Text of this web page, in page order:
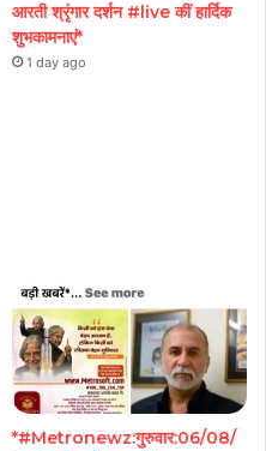
आरती श्रृंगार दर्शन #live कीं हार्दिक
शुभकामनाएं*
1 day ago
*#Metronewz:गुरुवार:06/08/